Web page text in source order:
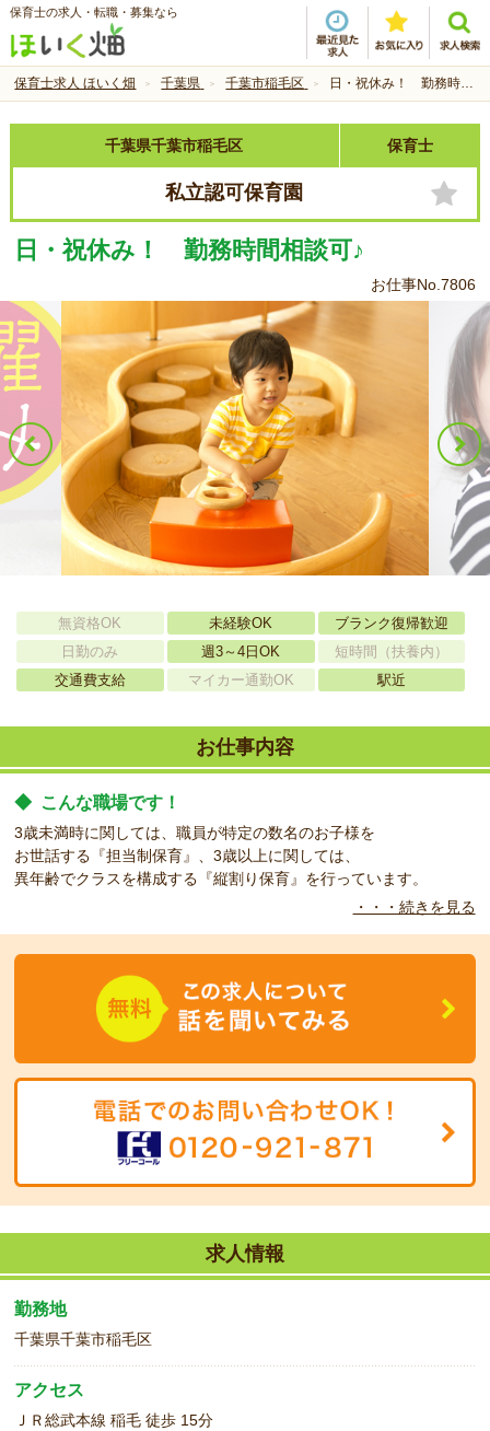
保育士の求人・転職・募集なら
保育士求人 ほいく畑 千葉県 千葉市稲毛区 日・祝休み！ 勤務時間相談可♪
千葉県千葉市稲毛区 保育士
私立認可保育園
日・祝休み！ 勤務時間相談可♪
お仕事No.7806
無資格OK 未経験OK
ブランク復帰歓迎
日勤のみ
週3～4日OK
短時間（扶養内）
交通費支給
マイカー通勤OK 駅近
お仕事内容
◆ こんな職場です！
3歳未満時に関しては、職員が特定の数名のお子様を
お世話する『担当制保育』、3歳以上に関しては、
異年齢でクラスを構成する『縦割り保育』を行っています。
験の方も大歓迎♪
・・・続きを見る
求人情報
勤務地
千葉県千葉市稲毛区
アクセス
ＪＲ総武本線 稲毛 徒歩 15分